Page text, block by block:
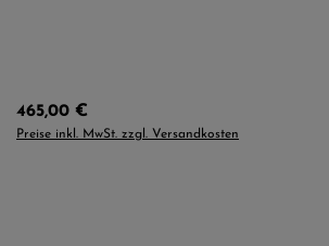
Regulärer Preis:
465,00 €
Preise inkl. MwSt. zzgl. Versandkosten